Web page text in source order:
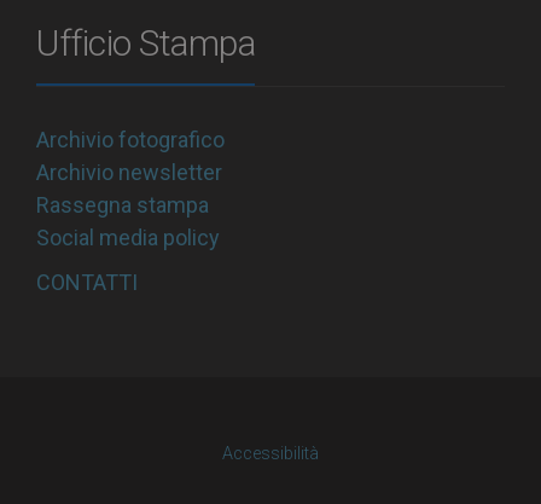
Ufficio Stampa
Archivio fotografico
Archivio newsletter
Rassegna stampa
Social media policy
CONTATTI
Accessibilità